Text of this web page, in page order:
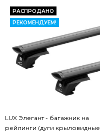
РАСПРОДАНО
РЕКОМЕНДУЕМ!
LUX Элегант - багажник на
рейлинги (дуги крыловидные